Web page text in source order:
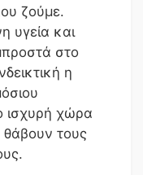
ζούμε.
υγεία και
στο
η
ισχυρή χώρα
τους